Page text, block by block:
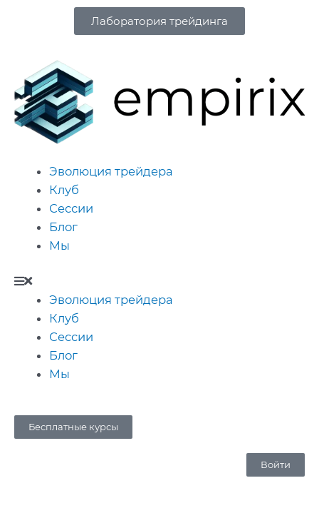
Лаборатория трейдинга
Эволюция трейдера
Клуб
Сессии
Блог
Мы
Эволюция трейдера
Клуб
Сессии
Блог
Мы
Бесплатные курсы
Войти